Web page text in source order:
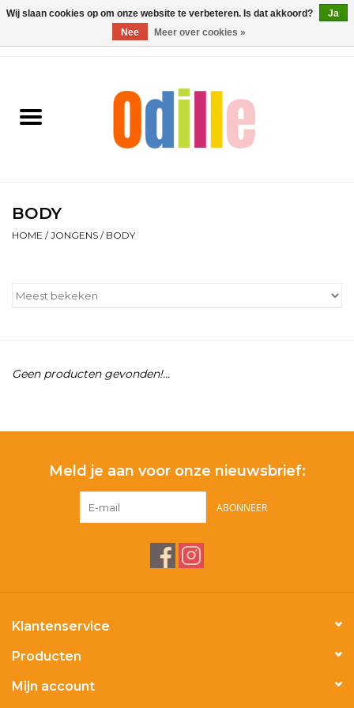
Jongens
Schoenen
Contact
BODY
HOME /JONGENS / BODY
Geen producten gevonden!...
Meld je aan voor onze nieuwsbrief:
ABONNEER
Klantenservice
Producten
Mijn account
Wij slaan cookies op om onze website te verbeteren. Is dat akkoord?
Ja
Nee
Meer over cookies »